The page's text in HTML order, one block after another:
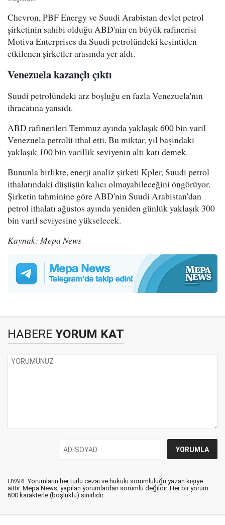
Chevron, PBF Energy ve Suudi Arabistan devlet petrol
şirketinin sahibi olduğu ABD'nin en büyük rafinerisi
Motiva Enterprises da Suudi petrolündeki kesintiden
etkilenen şirketler arasında yer aldı.
Venezuela kazançlı çıktı
Suudi petrolündeki arz boşluğu en fazla Venezuela'nın
ihracatına yansıdı.
ABD rafinerileri Temmuz ayında yaklaşık 600 bin varil
Venezuela petrolü ithal etti. Bu miktar, yıl başındaki
yaklaşık 100 bin varillik seviyenin altı katı demek.
Bununla birlikte, enerji analiz şirketi Kpler, Suudi petrol
ithalatındaki düşüşün kalıcı olmayabileceğini öngörüyor.
Şirketin tahminine göre ABD'nin Suudi Arabistan'dan
petrol ithalatı ağustos ayında yeniden günlük yaklaşık 300
bin varil seviyesine yükselecek.
Kaynak: Mepa News
HABERE YORUM KAT
UYARI: Yorumların her türlü cezai ve hukuki sorumluluğu yazan kişiye
aittir. Mepa News, yapılan yorumlardan sorumlu değildir. Her bir yorum
600 karakterle (boşluklu) sınırlıdır.